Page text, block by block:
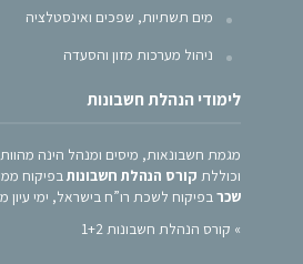
מים תשתיות, שפכים ואינסטלציה
ניהול מערכות מזון והסעדה
לימודי הנהלת חשבונות
מגמת חשבונאות, מיסים ומנהל הינה
וכוללת קורס הנהלת חשבונות בפיקוח
שכר בפיקוח לשכת רו”ח בישראל, ימי עיון
» קורס הנהלת חשבונות 1+2